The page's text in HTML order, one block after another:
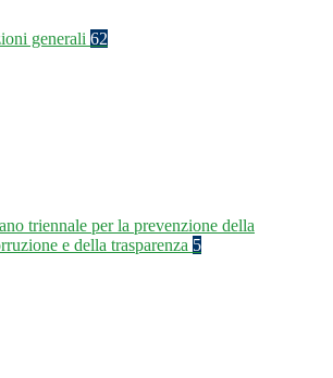
generali 62
triennale per la prevenzione della
e della trasparenza 5